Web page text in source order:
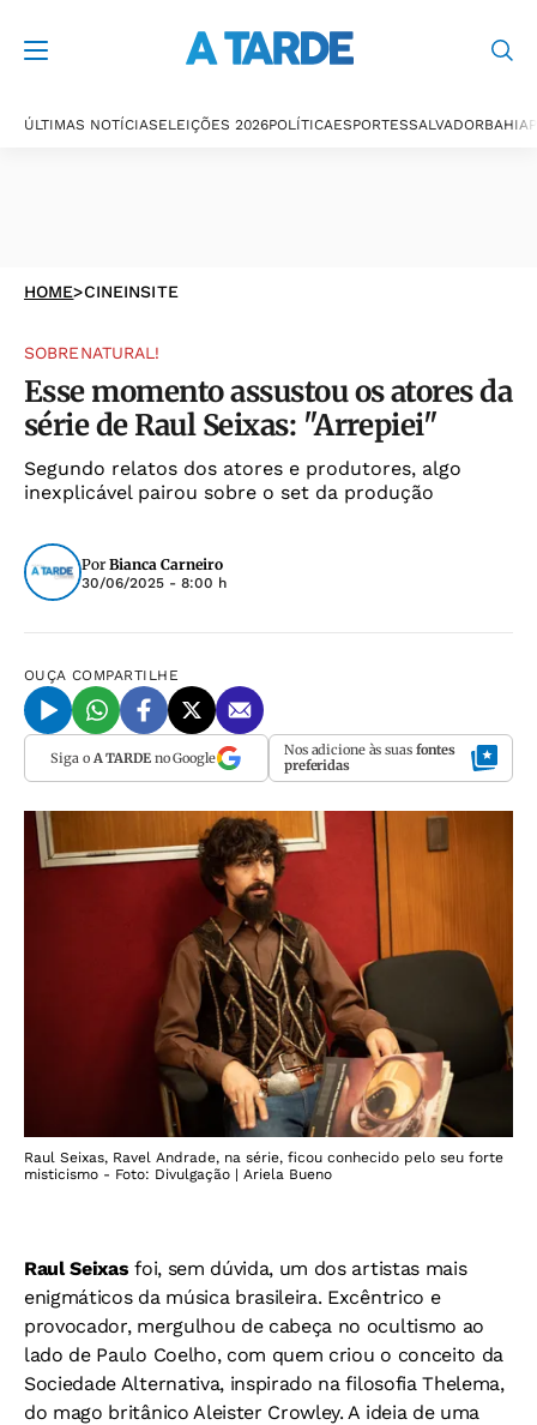
ÚLTIMAS NOTÍCIASELEIÇÕES 2026POLÍTICAESPORTESSALVADORBAHIA
HOME>CINEINSITE
SOBRENATURAL!
Esse momento assustou os atores da
série de Raul Seixas: "Arrepiei"
Segundo relatos dos atores e produtores, algo
inexplicável pairou sobre o set da produção
Por Bianca Carneiro
30/06/2025 - 8:00 h
OUÇA COMPARTILHE
Siga o A TARDEno Google Nos adicione às suas fontes
preferidas
Raul Seixas, Ravel Andrade, na série, ficou conhecido pelo seu forte
misticismo - Foto: Divulgação | Ariela Bueno
Raul Seixas foi, sem dúvida, um dos artistas mais
enigmáticos da música brasileira. Excêntrico e
provocador, mergulhou de cabeça no ocultismo ao
lado de Paulo Coelho, com quem criou o conceito da
Sociedade Alternativa, inspirado na filosofia Thelema,
do mago britânico Aleister Crowley. A ideia de uma